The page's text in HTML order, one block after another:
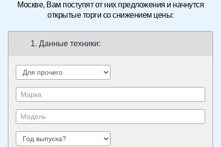
Москве, Вам поступят от них предложения и начнутся
открытые торги со снижением цены:
1. Данные техники: